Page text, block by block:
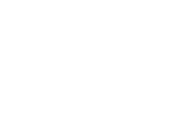
'איזה כיף שיש
וממלאת מזו".
שבים ופונים